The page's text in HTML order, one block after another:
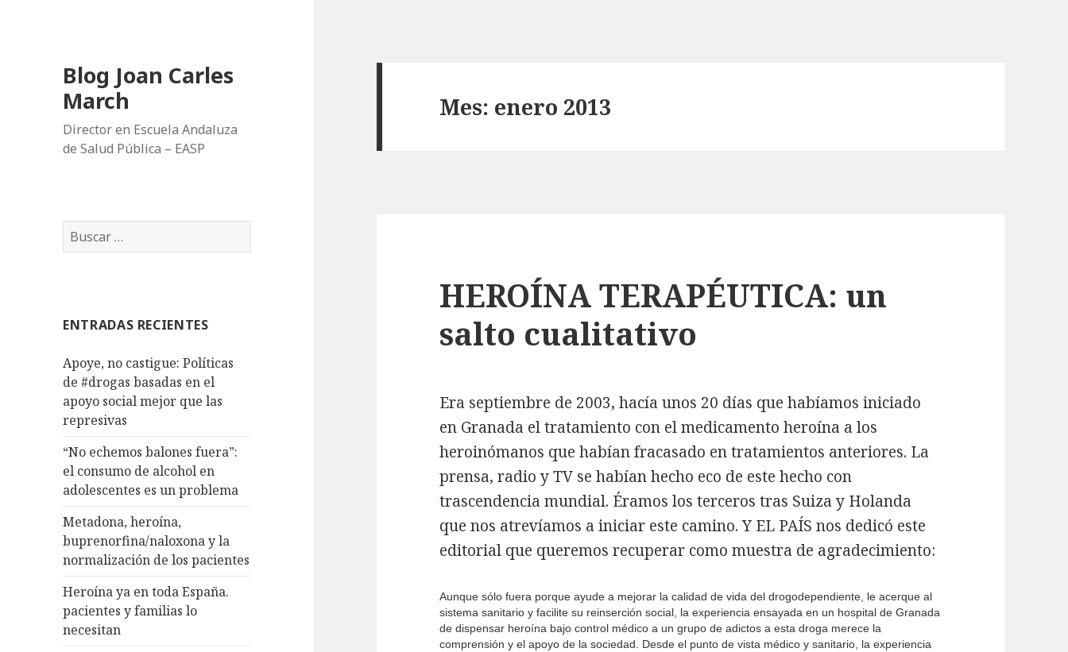
Blog Joan Carles
March
‎Director en Escuela Andaluza
de Salud Pública – EASP
B
u
r
ENTRADAS RECIENTES
Apoye, no castigue: Políticas
de #drogas basadas en el
apoyo social mejor que las
represivas
“No echemos balones fuera”:
el consumo de alcohol en
adolescentes es un problema
Metadona, heroína,
buprenorfina/naloxona y la
normalización de los pacientes
Heroína ya en toda España.
pacientes y familias lo
necesitan
Mes: enero 2013
HEROÍNA TERAPÉUTICA: un
salto cualitativo
Era septiembre de 2003, hacía unos 20 días que habíamos iniciado
en Granada el tratamiento con el medicamento heroína a los
heroinómanos que habían fracasado en tratamientos anteriores. La
prensa, radio y TV se habían hecho eco de este hecho con
trascendencia mundial. Éramos los terceros tras Suiza y Holanda
que nos atrevíamos a iniciar este camino. Y EL PAÍS nos dedicó este
editorial que queremos recuperar como muestra de agradecimiento:
Aunque sólo fuera porque ayude a mejorar la calidad de vida del drogodependiente, le acerque al
sistema sanitario y facilite su reinserción social, la experiencia ensayada en un hospital de Granada
de dispensar heroína bajo control médico a un grupo de adictos a esta droga merece la
comprensión y el apoyo de la sociedad. Desde el punto de vista médico y sanitario, la experiencia